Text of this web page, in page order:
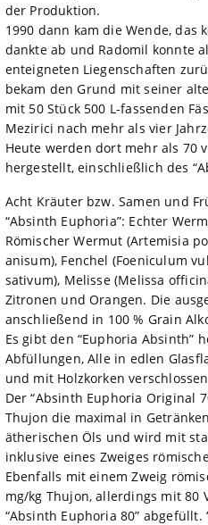
der Produktion.
1990 dann kam die Wende, das
dankte ab und Radomil konnte
enteigneten Liegenschaften
bekam den Grund mit seiner
mit 50 Stück 500 L-fassenden
Mezirici nach mehr als vier
Heute werden dort mehr als 70
hergestellt, einschließlich des
Acht Kräuter bzw. Samen und
“Absinth Euphoria”: Echter
Römischer Wermut (Artemisia
anisum), Fenchel (Foeniculum
sativum), Melisse (Melissa
Zitronen und Orangen. Die
anschließend in 100 % Grain
Es gibt den “Euphoria Absinth”
Abfüllungen, Alle in edlen
und mit Holzkorken
Der “Absinth Euphoria Original
Thujon die maximal in
ätherischen Öls und wird mit
inklusive eines Zweiges
Ebenfalls mit einem Zweig
mg/kg Thujon, allerdings mit 80
“Absinth Euphoria 80” abgefüllt.